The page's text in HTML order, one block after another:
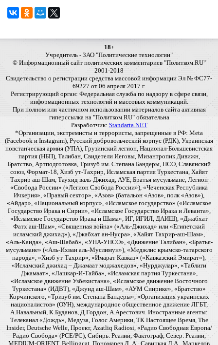
18+
Учредитель - ЗАО "Политические технологии"
© Информационный сайт политических комментариев "Политком.RU"
2001-2018
Свидетельство о регистрации средства массовой информации Эл № ФС77-
69227 от 06 апреля 2017 г.
Регистрирующий орган: Федеральная служба по надзору в сфере связи,
информационных технологий и массовых коммуникаций.
При полном или частичном использовании материалов сайта активная
гиперссылка на "Политком.RU" обязательна
Разработчик: Standarta.NET
*Организации, экстремисты и террористы, запрещенные в РФ: Meta
(Facebook и Instagram), Русский добровольческий корпус (РДК), Украинская
повстанческая армия (УПА), Грузинский легион, Национал-Большевистская
партия (НБП), Талибан, Свидетели Иеговы, Мизантропик Дивижн,
Братство, Артподготовка, Тризуб им. Степана Бандеры, НСО, Славянский
союз, Формат-18, Хизб ут-Тахрир, Исламская партия Туркестана, Хайят
Тахрир аш-Шам, Таухид валь-Джихад, АУЕ, Братья мусульмане, Легион
«Свобода России» («Легион Свобода России»), «Чеченская Республика
Ичкерия», «Правый сектор», «Азов» (батальон «Азов», полк «Азов»),
«Айдар», «Национальный корпус», «Исламское государство» («Исламское
Государство Ирака и Сирии», «Исламское Государство Ирака и Леванта»,
«Исламское Государство Ирака и Шама», ИГ, ИГИЛ, ДАИШ), «Джабхат
Фатх аш-Шам», «Священная война» («Аль-Джихад» или «Египетский
исламский джихад»), «Джабхат ан-Нусра», «Хайят Тахрир-аш-Шам»,
«Аль-Каида», «Аш-Шабаб», «УНА-УНСО», «Движение Талибан», «Братья-
мусульмане» («Аль-Ихван аль-Муслимун»), «Меджлис крымско-татарского
народа», «Хизб ут-Тахрир», «Имарат Кавказ» («Кавказский Эмират»),
«Исламский джихад – Джамаат моджахедов», «Нурджулар», «Таблиги
Джамаат», «Лашкар-И-Тайба», «Исламская партия Туркестана»,
«Исламское движение Узбекистана», «Исламское движение Восточного
Туркестана» (ИДВТ), «Джунд аш-Шам», «АУМ Синрике», «Братство»
Корчинского, «Тризуб им. Степана Бандеры», «Организация украинских
националистов» (ОУН), международное общественное движение ЛГБТ,
А.Навальный, К.Буданов, Д.Гордон, А.Арестович. Иностранные агенты:
Телеканал «Дождь», Медуза, Голос Америки, ТК Настоящее Время, The
Insider, Deutsche Welle, Проект, Azatliq Radiosi, «Радио Свободная Европа/
Радио Свобода» (PCE/PC), Сибирь. Реалии, Фактограф, Север. Реалии,
MEDIUM-ORIENT, Bellingcat, Пономарев Л. А., Савицкая Л.А., Маркелов